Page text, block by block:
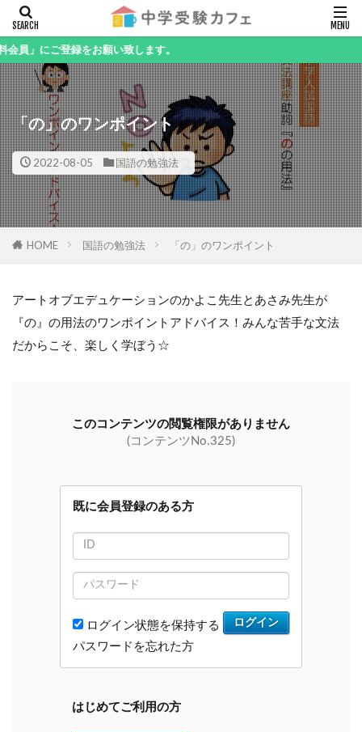
にご登録をお願い致します。
「の」のワンポイント
2022-08-05 国語の勉強法
HOME 国語の勉強法 「の」のワンポイント
アートオブエデュケーションのかよこ先生とあさみ先生が
『の』の用法のワンポイントアドバイス！みんな苦手な文法
だからこそ、楽しく学ぼう☆
キーワード
カテゴリー
検索